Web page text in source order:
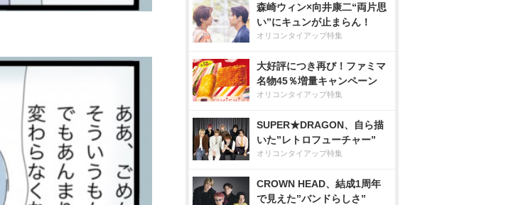
森崎ウィン×向井康二“両片思
い”にキュンが止まらん！
オリコンタイアップ特集
大好評につき再び！ファミマ
名物45％増量キャンペーン
オリコンタイアップ特集
SUPER★DRAGON、自ら描
いた”レトロフューチャー”
オリコンタイアップ特集
CROWN HEAD、結成1周年
で見えた”バンドらしさ”